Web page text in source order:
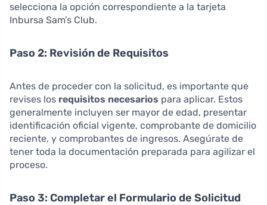
selecciona la opción correspondiente a la tarjeta
Inbursa Sam’s Club.
Paso 2: Revisión de Requisitos
Antes de proceder con la solicitud, es importante que
revises los requisitos necesarios para aplicar. Estos
generalmente incluyen ser mayor de edad, presentar
identificación oficial vigente, comprobante de domicilio
reciente, y comprobantes de ingresos. Asegúrate de
tener toda la documentación preparada para agilizar el
proceso.
Paso 3: Completar el Formulario de Solicitud